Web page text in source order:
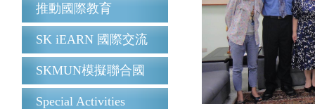
推動國際教育
SK iEARN 國際交流
SKMUN模擬聯合國
Special Activities